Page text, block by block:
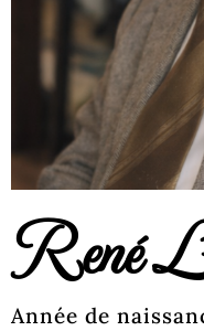
René
Année de